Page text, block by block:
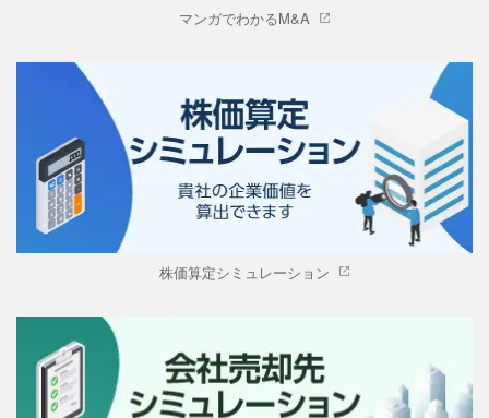
マンガでわかるM&A
株価算定シミュレーション